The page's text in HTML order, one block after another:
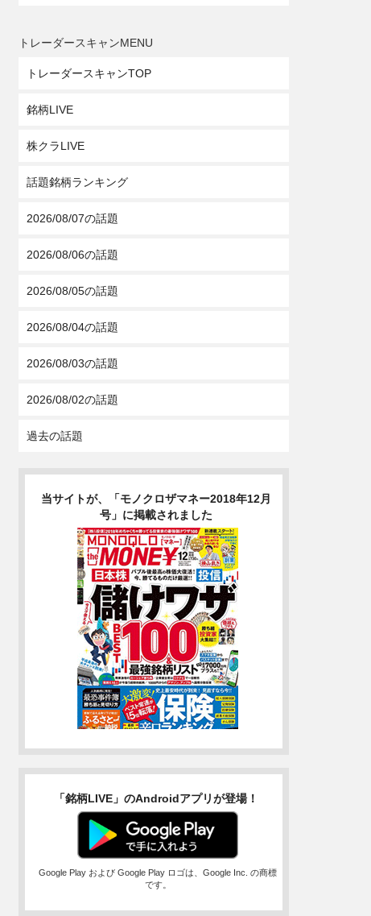
トレーダースキャンMENU
トレーダースキャンTOP
銘柄LIVE
株クラLIVE
話題銘柄ランキング
2026/08/07の話題
2026/08/06の話題
2026/08/05の話題
2026/08/04の話題
2026/08/03の話題
2026/08/02の話題
過去の話題
当サイトが、「モノクロザマネー2018年12月
号」に掲載されました
「銘柄LIVE」のAndroidアプリが登場！
Google Play および Google Play ロゴは、Google Inc. の商標
です。